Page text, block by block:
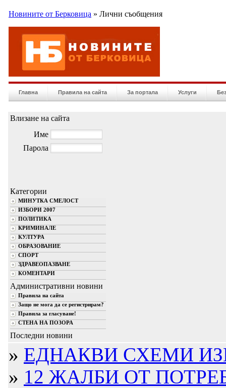
Новините от Берковица » Лични съобщения
Главна Правила на сайта За портала Услуги
Влизане на сайта
Име
Парола
Категории
МИНУТКА СМЕЛОСТ
ИЗБОРИ 2007
ПОЛИТИКА
КРИМИНАЛЕ
КУЛТУРА
ОБРАЗОВАНИЕ
СПОРТ
ЗДРАВЕОПАЗВАНЕ
КОМЕНТАРИ
Административни новини
Правила на сайта
Защо не мога да се регистрирам?
Правила за гласуване!
СТЕНА НА ПОЗОРА
Последни новини
» ЕДНАКВИ СХЕМИ
» 12 ЖАЛБИ ОТ